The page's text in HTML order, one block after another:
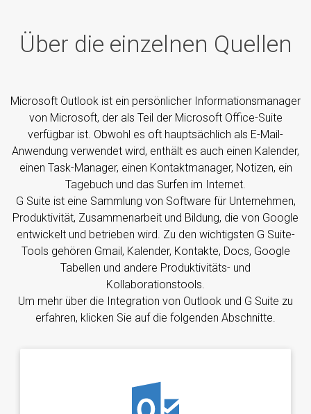
Über die einzelnen Quellen
Microsoft Outlook ist ein persönlicher Informationsmanager
von Microsoft, der als Teil der Microsoft Office-Suite
verfügbar ist. Obwohl es oft hauptsächlich als E-Mail-
Anwendung verwendet wird, enthält es auch einen Kalender,
einen Task-Manager, einen Kontaktmanager, Notizen, ein
Tagebuch und das Surfen im Internet.
G Suite ist eine Sammlung von Software für Unternehmen,
Produktivität, Zusammenarbeit und Bildung, die von Google
entwickelt und betrieben wird. Zu den wichtigsten G Suite-
Tools gehören Gmail, Kalender, Kontakte, Docs, Google
Tabellen und andere Produktivitäts- und
Kollaborationstools.
Um mehr über die Integration von Outlook und G Suite zu
erfahren, klicken Sie auf die folgenden Abschnitte.